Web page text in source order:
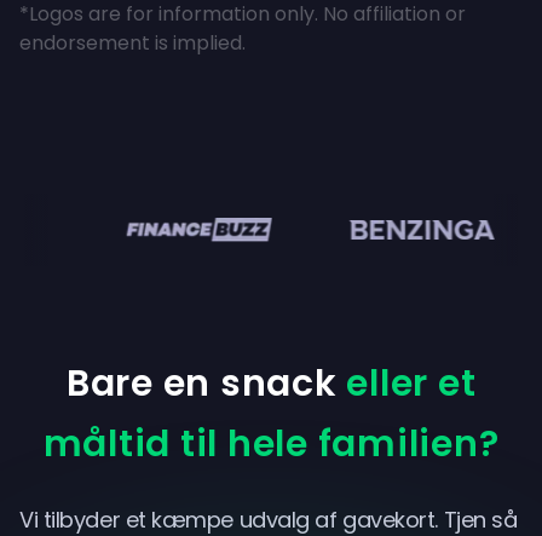
*Logos are for information only. No affiliation or
endorsement is implied.
Bare en snack eller et
måltid til hele familien?
Vi tilbyder et kæmpe udvalg af gavekort. Tjen så